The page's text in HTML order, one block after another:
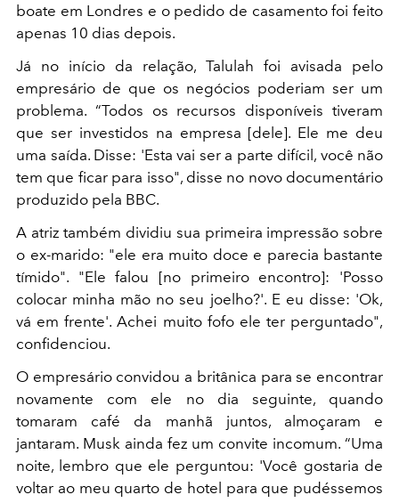
boate em Londres e o pedido de casamento foi feito
apenas 10 dias depois.
Já no início da relação, Talulah foi avisada pelo
empresário de que os negócios poderiam ser um
problema. “Todos os recursos disponíveis tiveram
que ser investidos na empresa [dele]. Ele me deu
uma saída. Disse: 'Esta vai ser a parte difícil, você não
tem que ficar para isso", disse no novo documentário
produzido pela BBC.
A atriz também dividiu sua primeira impressão sobre
o ex-marido: "ele era muito doce e parecia bastante
tímido". "Ele falou [no primeiro encontro]: 'Posso
colocar minha mão no seu joelho?'. E eu disse: 'Ok,
vá em frente'. Achei muito fofo ele ter perguntado",
confidenciou.
O empresário convidou a britânica para se encontrar
novamente com ele no dia seguinte, quando
tomaram café da manhã juntos, almoçaram e
jantaram. Musk ainda fez um convite incomum. “Uma
noite, lembro que ele perguntou: 'Você gostaria de
voltar ao meu quarto de hotel para que pudéssemos